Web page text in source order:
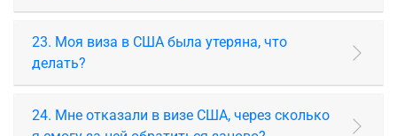
23. Моя виза в США была утеряна, что
делать?
24. Мне отказали в визе США, через сколько